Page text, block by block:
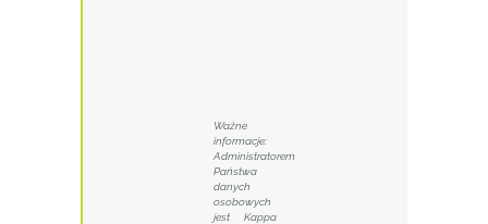
Ważne
informacje:
Administratorem
Państwa
danych
osobowych
jest Kappa